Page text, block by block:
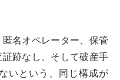
名オペレーター、保管
跡なし、そして破産手
いという、同じ構成が